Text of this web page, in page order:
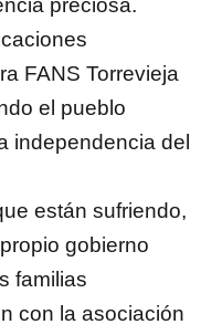
preciosa.
FANS Torrevieja
el pueblo
independencia del
están sufriendo,
gobierno
familias
con la asociación